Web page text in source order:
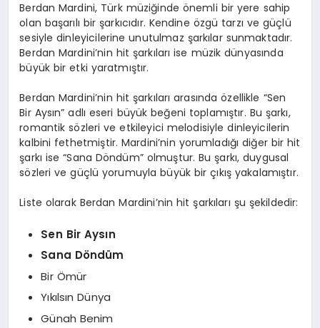
Berdan Mardini, Türk müziğinde önemli bir yere sahip
olan başarılı bir şarkıcıdır. Kendine özgü tarzı ve güçlü
sesiyle dinleyicilerine unutulmaz şarkılar sunmaktadır.
Berdan Mardini’nin hit şarkıları ise müzik dünyasında
büyük bir etki yaratmıştır.
Berdan Mardini’nin hit şarkıları arasında özellikle “Sen
Bir Aysın” adlı eseri büyük beğeni toplamıştır. Bu şarkı,
romantik sözleri ve etkileyici melodisiyle dinleyicilerin
kalbini fethetmiştir. Mardini’nin yorumladığı diğer bir hit
şarkı ise “Sana Döndüm” olmuştur. Bu şarkı, duygusal
sözleri ve güçlü yorumuyla büyük bir çıkış yakalamıştır.
Liste olarak Berdan Mardini’nin hit şarkıları şu şekildedir:
Sen Bir Aysın
Sana Döndüm
Bir Ömür
Yıkılsın Dünya
Günah Benim